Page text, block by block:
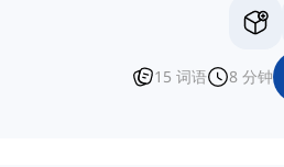
15 词语 8 分钟